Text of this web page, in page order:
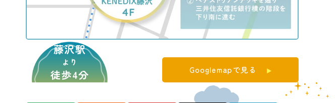
藤沢駅
より
徒歩4分 Googlemapで見る